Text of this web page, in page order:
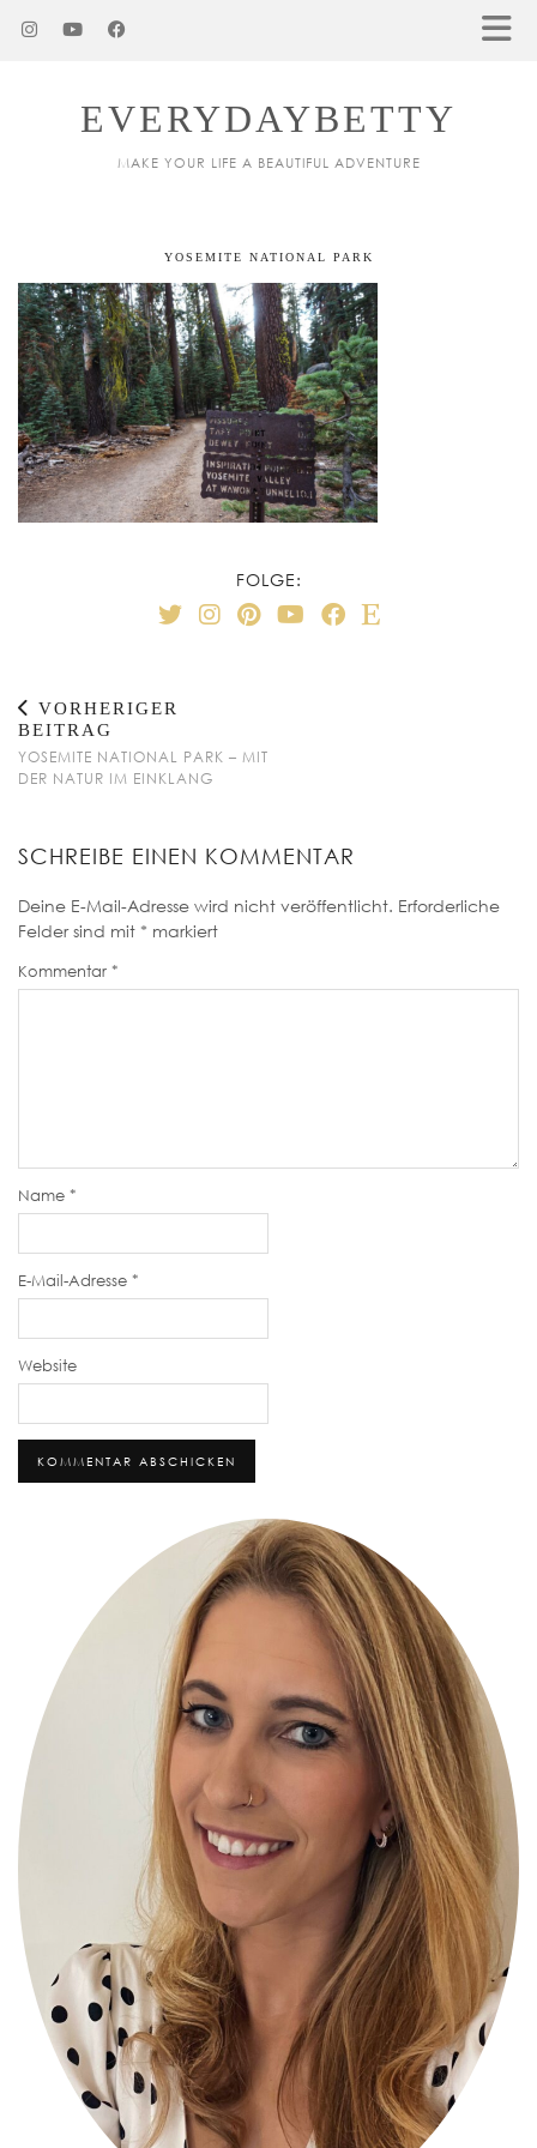
EVERYDAYBETTY
MAKE YOUR LIFE A BEAUTIFUL ADVENTURE
YOSEMITE NATIONAL PARK
FOLGE:
VORHERIGER
BEITRAG
YOSEMITE NATIONAL PARK – MIT
DER NATUR IM EINKLANG
SCHREIBE EINEN KOMMENTAR
Deine E-Mail-Adresse wird nicht veröffentlicht. Erforderliche
Felder sind mit * markiert
Kommentar *
Name *
E-Mail-Adresse *
Website